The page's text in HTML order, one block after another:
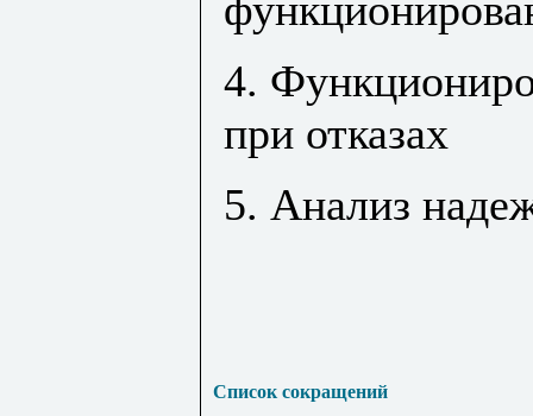
4.
при отказах
5. Анализ
Список сокращений